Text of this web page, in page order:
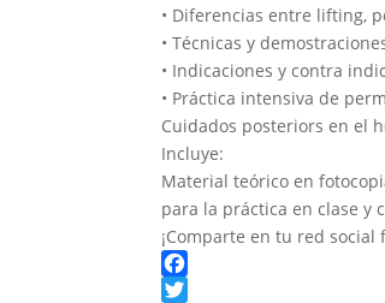
• Diferencias entre lifting,
• Técnicas y
• Indicaciones y contra
• Práctica intensiva de
Cuidados posteriors en el
Incluye:
Material teórico en
para la práctica en clase y
¡Comparte en tu red social
F